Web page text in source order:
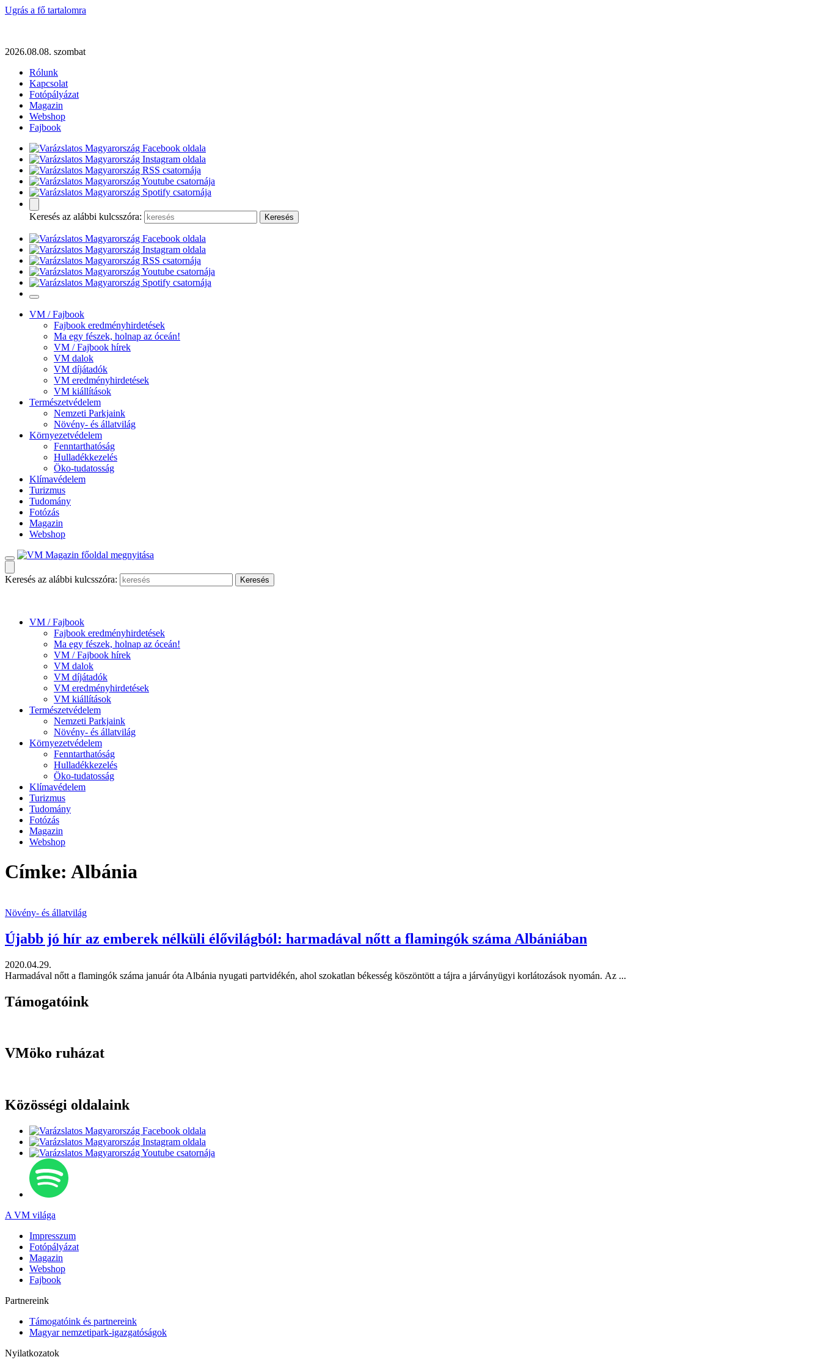
Ugrás a fő tartalomra
2026.08.08. szombat
Rólunk
Kapcsolat
Fotópályázat
Magazin
Webshop
Fajbook
Keresés az alábbi kulcsszóra:
VM / Fajbook
Fajbook eredményhirdetések
Ma egy fészek, holnap az óceán!
VM / Fajbook hírek
VM dalok
VM díjátadók
VM eredményhirdetések
VM kiállítások
Természetvédelem
Nemzeti Parkjaink
Növény- és állatvilág
Környezetvédelem
Fenntarthatóság
Hulladékkezelés
Öko-tudatosság
Klímavédelem
Turizmus
Tudomány
Fotózás
Magazin
Webshop
Keresés az alábbi kulcsszóra:
VM / Fajbook
Fajbook eredményhirdetések
Ma egy fészek, holnap az óceán!
VM / Fajbook hírek
VM dalok
VM díjátadók
VM eredményhirdetések
VM kiállítások
Természetvédelem
Nemzeti Parkjaink
Növény- és állatvilág
Környezetvédelem
Fenntarthatóság
Hulladékkezelés
Öko-tudatosság
Klímavédelem
Turizmus
Tudomány
Fotózás
Magazin
Webshop
Címke: Albánia
Növény- és állatvilág
Újabb jó hír az emberek nélküli élővilágból: harmadával nőtt a flamingók száma Albániában
2020.04.29.
Harmadával nőtt a flamingók száma január óta Albánia nyugati partvidékén, ahol szokatlan békesség köszöntött a tájra a járványügyi korlátozások nyomán. Az ...
Támogatóink
VMöko ruházat
Közösségi oldalaink
A VM világa
Impresszum
Fotópályázat
Magazin
Webshop
Fajbook
Partnereink
Támogatóink és partnereink
Magyar nemzetipark-igazgatóságok
Nyilatkozatok